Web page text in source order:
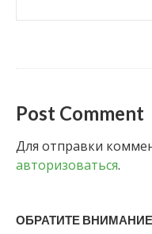
Post Comment
Для отправки
авторизоваться.
ОБРАТИТЕ ВНИМАНИЕ